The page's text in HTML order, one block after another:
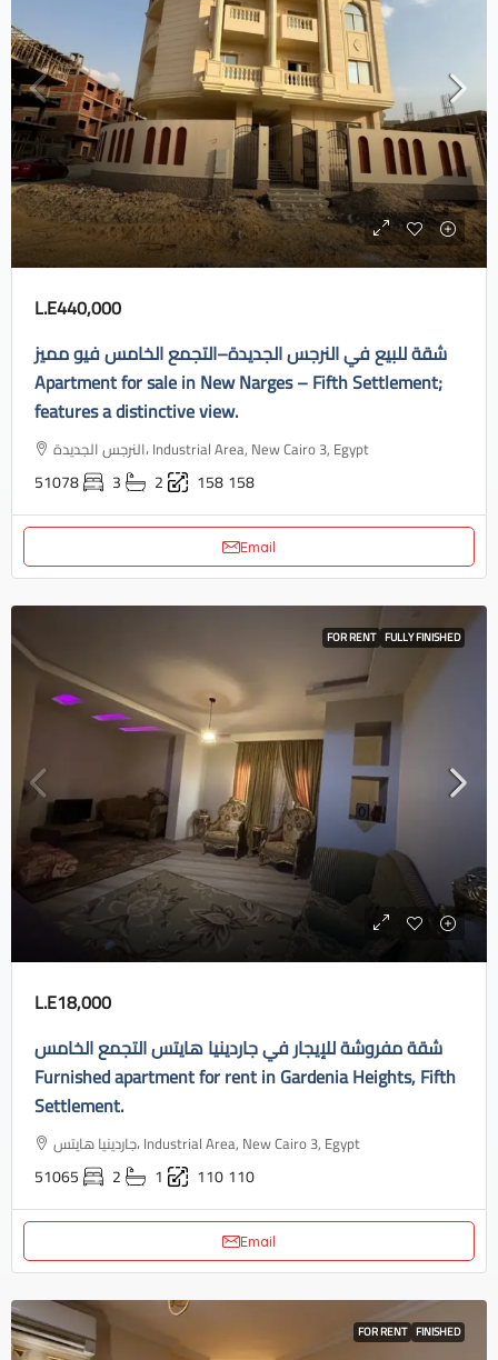
L.E440,000
شقة للبيع في النرجس الجديدة–التجمع الخامس فيو مميز
Apartment for sale in New Narges – Fifth Settlement;
features a distinctive view.
النرجس الجديدة، Industrial Area, New Cairo 3, Egypt
51078 3 2 158158
Email
FOR RENT FULLY FINISHED
L.E18,000
شقة مفروشة للإيجار في جاردينيا هايتس التجمع الخامس
Furnished apartment for rent in Gardenia Heights, Fifth
Settlement.
جاردينيا هايتس، Industrial Area, New Cairo 3, Egypt
51065 2 1 110110
Email
FOR RENT FINISHED